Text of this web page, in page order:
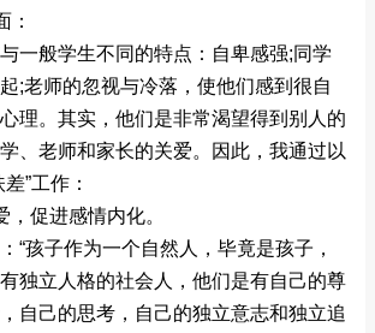
：
一般学生不同的特点：自卑感强;同学
;老师的忽视与冷落，使他们感到很自
理。其实，他们是非常渴望得到别人的
、老师和家长的关爱。因此，我通过以
”工作：
，促进感情内化。
“孩子作为一个自然人，毕竟是孩子，
独立人格的社会人，他们是有自己的尊
自己的思考，自己的独立意志和独立追